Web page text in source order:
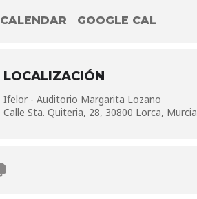
CALENDAR GOOGLE CAL
LOCALIZACIÓN
Ifelor - Auditorio Margarita Lozano
Calle Sta. Quiteria, 28, 30800 Lorca, Murcia